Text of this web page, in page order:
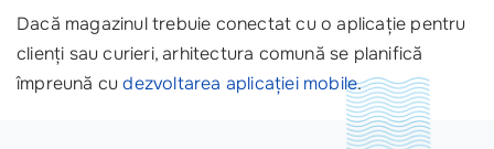
Dacă magazinul trebuie conectat cu o aplicație pentru
clienți sau curieri, arhitectura comună se planifică
împreună cudezvoltarea aplicației mobile.